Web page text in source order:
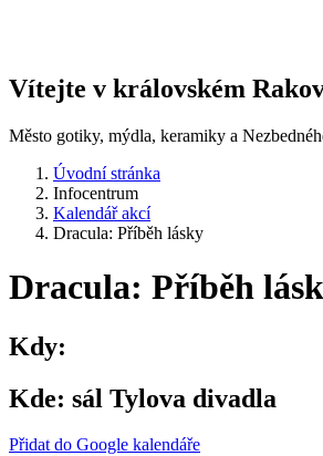
Vítejte v královském
Město gotiky, mýdla, keramiky a
Úvodní stránka
Infocentrum
Kalendář akcí
Dracula: Příběh lásky
Dracula: Příběh
Kdy:
Kde: sál Tylova divadla
Přidat do Google kalendáře